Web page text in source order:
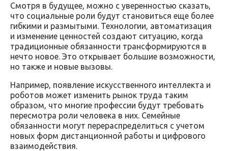
Смотря в будущее, можно с уверенностью сказать,
что социальные роли будут становиться еще более
гибкими и размытыми. Технологии, автоматизация
и изменение ценностей создают ситуацию, когда
традиционные обязанности трансформируются в
нечто новое. Это открывает большие возможности,
но также и новые вызовы.
Например, появление искусственного интеллекта и
роботов может изменить рынок труда таким
образом, что многие профессии будут требовать
пересмотра роли человека в них. Семейные
обязанности могут перераспределиться с учетом
новых форм дистанционной работы и цифрового
взаимодействия.